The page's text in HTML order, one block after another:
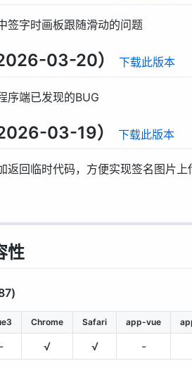
签字时画板跟随滑动的问题
03-20） 下载此版本
序端已发现的BUG
03-19） 下载此版本
返回临时代码，方便实现签名图片上
性
Chrome Safari app-vue
- √ √ -